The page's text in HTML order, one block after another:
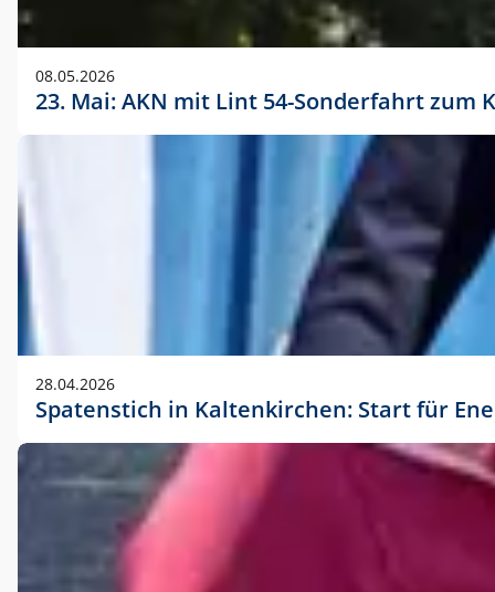
08.05.2026
23. Mai: AKN mit Lint 54-Sonderfahrt
28.04.2026
Spatenstich in Kaltenkirchen: Start für